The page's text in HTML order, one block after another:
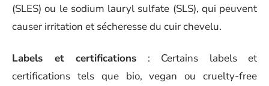
(SLES) ou le sodium lauryl sulfate (SLS), qui peuvent
causer irritation et sécheresse du cuir chevelu.
Labels et certifications : Certains labels et
certifications tels que bio, vegan ou cruelty-free